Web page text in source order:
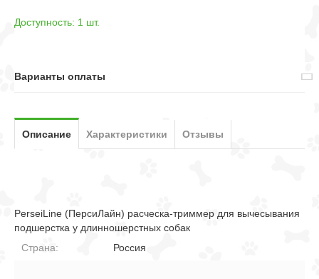
Доступность: 1 шт.
Варианты оплаты
Описание Характеристики Отзывы
PerseiLine (ПерсиЛайн) расческа-триммер для вычесывания
подшерстка у длинношерстных собак
Страна:
Россия